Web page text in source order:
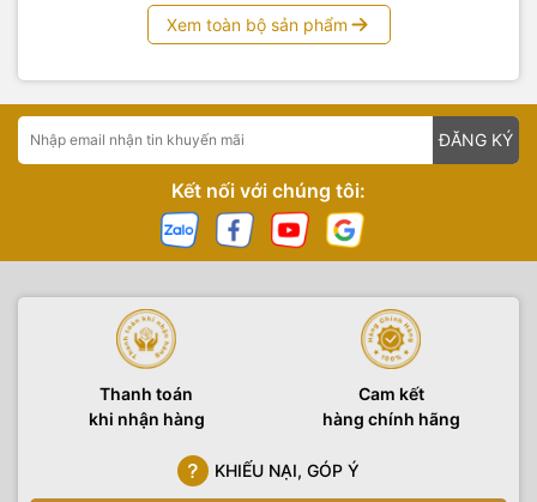
Xem toàn bộ sản phẩm
ĐĂNG KÝ
Kết nối với chúng tôi:
Thanh toán
khi nhận hàng
Cam kết
hàng chính hãng
KHIẾU NẠI, GÓP Ý